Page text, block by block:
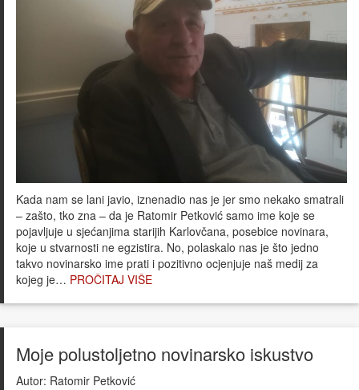
Kada nam se lani javio, iznenadio nas je jer smo nekako smatrali
– zašto, tko zna – da je Ratomir Petković samo ime koje se
pojavljuje u sjećanjima starijih Karlovčana, posebice novinara,
koje u stvarnosti ne egzistira. No, polaskalo nas je što jedno
takvo novinarsko ime prati i pozitivno ocjenjuje naš medij za
kojeg je… PROČITAJ VIŠE
Moje polustoljetno novinarsko iskustvo
Autor: Ratomir Petković